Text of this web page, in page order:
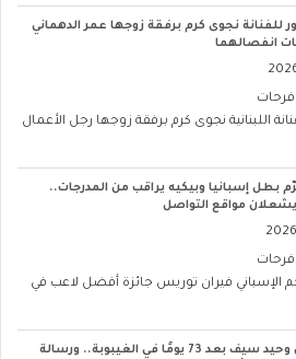
للفنانة نجوى كرم برفقة زوجها عمر الدهماني
انفصالهما
اللبنانية نجوى كرم برفقة زوجها رجل الأعمال
بطل إسبانيا وبيكيه يراقب من المدرجات..
مواقع التواصل
الإسباني فيران توريس جائزة أفضل لاعب في
وفاة إيمان وحيد سيف بعد 73 يومًا في الغيبوبة.. ورسالة